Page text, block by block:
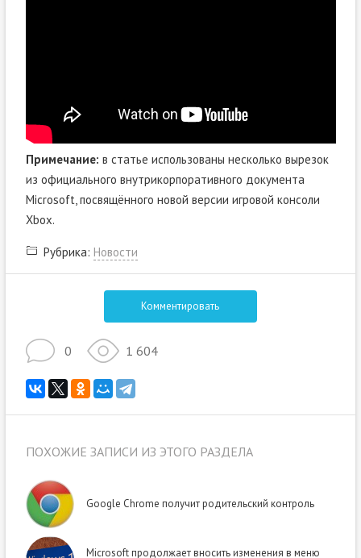
Примечание: в статье использованы несколько вырезок
из официального внутрикорпоративного документа
Microsoft, посвящённого новой версии игровой консоли
Xbox.
Рубрика: Новости
Комментировать
0 1 604
ПОХОЖИЕ ЗАПИСИ ИЗ ЭТОГО РАЗДЕЛА
Google Chrome получит родительский контроль
Microsoft продолжает вносить изменения в меню